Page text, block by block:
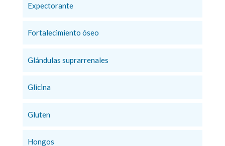
Expectorante
Fortalecimiento óseo
Glándulas suprarrenales
Glicina
Gluten
Hongos